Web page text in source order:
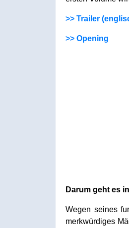
>> Trailer
>> Opening
Darum geht es
Wegen seines
merkwürdiges